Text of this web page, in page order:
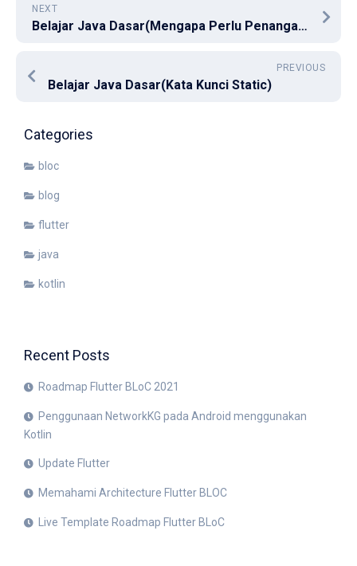
NEXT
Belajar Java Dasar(Mengapa Perlu Penanganan Masalah)
PREVIOUS
Belajar Java Dasar(Kata Kunci Static)
Categories
bloc
blog
flutter
java
kotlin
Recent Posts
Roadmap Flutter BLoC 2021
Penggunaan NetworkKG pada Android menggunakan
Kotlin
Update Flutter
Memahami Architecture Flutter BLOC
Live Template Roadmap Flutter BLoC